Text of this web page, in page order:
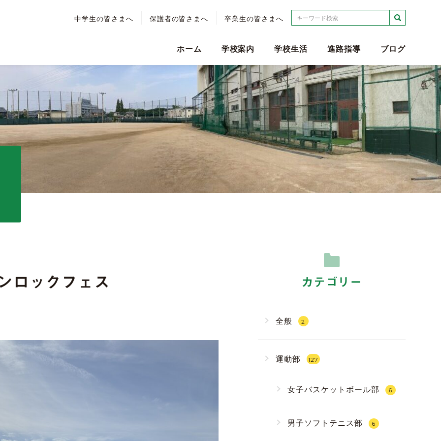
中学生の皆さまへ 保護者の皆さまへ 卒業生の皆さまへ 検索
ホーム 学校案内 学校生活 進路指導 ブログ
ロックフェス カテゴリー
全般 2
運動部 127
女子バスケットボール部 6
男子ソフトテニス部 6